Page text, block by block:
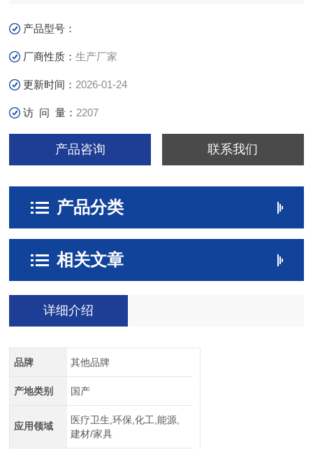
产品型号：
厂商性质：生产厂家
更新时间： 2026-01-24
访 问 量： 2207
产品咨询 联系我们
产品分类
相关文章
详细介绍
品牌 其他品牌
产地类别 国产
应用领域
医疗卫生,环保,化工,能源,
建材/家具